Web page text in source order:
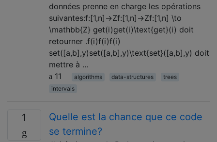
données prenne en charge les opérations
suivantes:f:[1,n]→Zf:[1,n]→Zf:[1,n] \to
\mathbb{Z} get(i)get(i)\text{get}(i) doit
retourner .f(i)f(i)f(i)
set([a,b],y)set([a,b],y)\text{set}([a,b],y) doit
mettre à …
11
algorithms data-structures
trees
intervals
1
Quelle est la chance que ce code
se termine?